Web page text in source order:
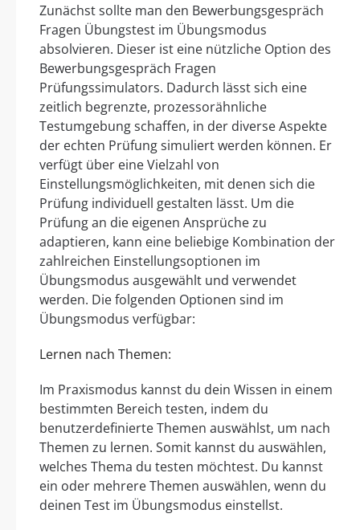
Zunächst sollte man den Bewerbungsgespräch
Fragen Übungstest im Übungsmodus
absolvieren. Dieser ist eine nützliche Option des
Bewerbungsgespräch Fragen
Prüfungssimulators. Dadurch lässt sich eine
zeitlich begrenzte, prozessorähnliche
Testumgebung schaffen, in der diverse Aspekte
der echten Prüfung simuliert werden können. Er
verfügt über eine Vielzahl von
Einstellungsmöglichkeiten, mit denen sich die
Prüfung individuell gestalten lässt. Um die
Prüfung an die eigenen Ansprüche zu
adaptieren, kann eine beliebige Kombination der
zahlreichen Einstellungsoptionen im
Übungsmodus ausgewählt und verwendet
werden. Die folgenden Optionen sind im
Übungsmodus verfügbar:
Lernen nach Themen:
Im Praxismodus kannst du dein Wissen in einem
bestimmten Bereich testen, indem du
benutzerdefinierte Themen auswählst, um nach
Themen zu lernen. Somit kannst du auswählen,
welches Thema du testen möchtest. Du kannst
ein oder mehrere Themen auswählen, wenn du
deinen Test im Übungsmodus einstellst.